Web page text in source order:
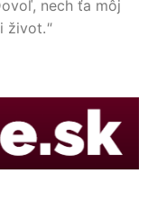
nech ťa môj
život."